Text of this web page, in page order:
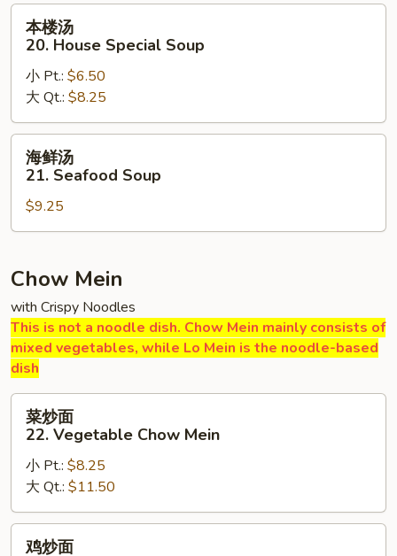
Sour
Soup
20.
House
Special
Soup
本楼汤
20. House Special Soup
小 Pt.: $6.50
大 Qt.: $8.25
21.
Seafood
海鲜汤
21. Seafood Soup
$9.25
Chow Mein
with Crispy Noodles
This is not a noodle dish. Chow Mein mainly consists of
mixed vegetables, while Lo Mein is the noodle-based
dish
22.
Vegetable
Chow
Mein
菜炒面
22. Vegetable Chow Mein
小 Pt.: $8.25
大 Qt.: $11.50
鸡炒面